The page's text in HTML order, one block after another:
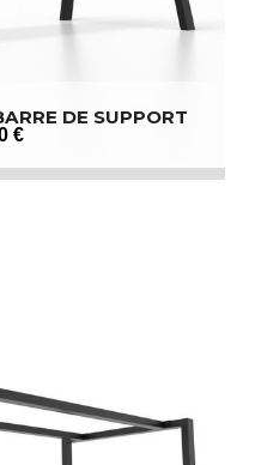
DE SUPPORT
€